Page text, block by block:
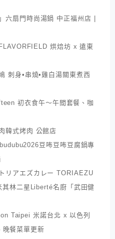
六扇門時尚湯鍋 中正福州店 |
烘焙坊 x 遠東
刺身•串燒•雞白湯關東煮西
初衣食午～午間套餐、咖
韓式烤肉 公館店
豆咘豆咘豆腐鍋專
リアエズカレー TORIAEZU
林二星Liberté名廚「武田健
Taipei 米諾台北 x 以色列
餐菜單更新